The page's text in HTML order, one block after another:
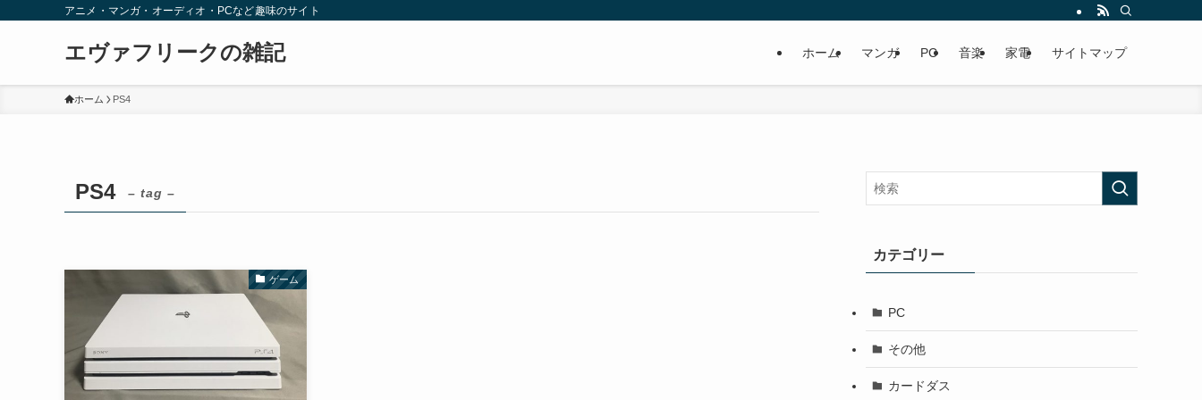
アニメ・マンガ・オーディオ・PCなど趣味のサイト
エヴァフリークの雑記 ホーム マンガ PC 音楽 家電 サイトマップ
ホーム PS4
PS4 – tag –
ゲーム
カテゴリー
PC
その他
カードダス